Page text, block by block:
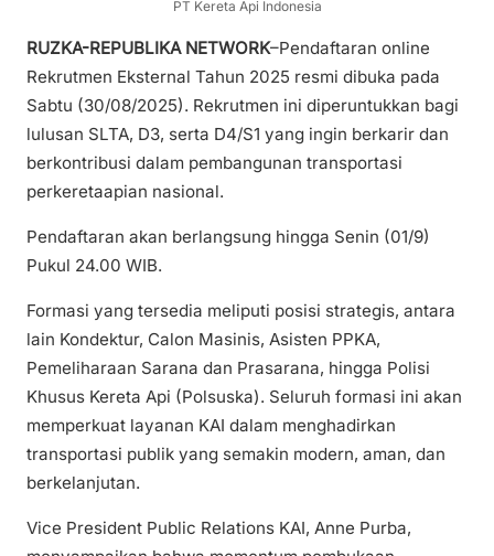
PT Kereta Api Indonesia
RUZKA-REPUBLIKA NETWORK–Pendaftaran online
Rekrutmen Eksternal Tahun 2025 resmi dibuka pada
Sabtu (30/08/2025). Rekrutmen ini diperuntukkan bagi
lulusan SLTA, D3, serta D4/S1 yang ingin berkarir dan
berkontribusi dalam pembangunan transportasi
perkeretaapian nasional.
Pendaftaran akan berlangsung hingga Senin (01/9)
Pukul 24.00 WIB.
Formasi yang tersedia meliputi posisi strategis, antara
lain Kondektur, Calon Masinis, Asisten PPKA,
Pemeliharaan Sarana dan Prasarana, hingga Polisi
Khusus Kereta Api (Polsuska). Seluruh formasi ini akan
memperkuat layanan KAI dalam menghadirkan
transportasi publik yang semakin modern, aman, dan
berkelanjutan.
Vice President Public Relations KAI, Anne Purba,